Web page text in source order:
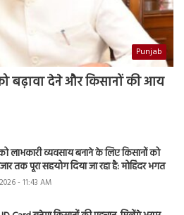
Punjab
बढ़ावा देने और किसानों की आय
लाभकारी व्यवसाय बनाने के लिए किसानों को
तक पूरा सहयोग दिया जा रहा है: मोहिंदर भगत
- 11:43 AM